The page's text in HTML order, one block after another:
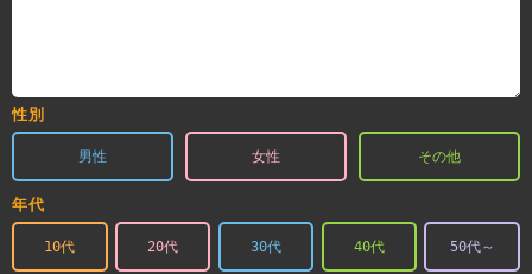
性別
男性 女性 その他
年代
10代 20代 30代 40代 50代～